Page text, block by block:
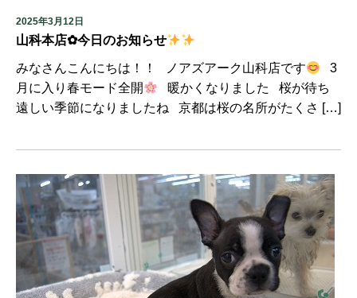
2025年3月12日
山科本店✿今日のお知らせ
みなさんこんにちは！！ ノアズアーク山科店です
3
月に入り春モード全開
暖かくなりました 桜が待ち
遠しい季節になりましたね 京都は桜の名所がたくさ […]